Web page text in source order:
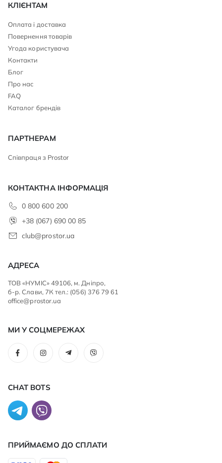
КЛІЄНТАМ
Оплата і доставка
Повернення товарів
Угода користувача
Контакти
Блог
Про нас
FAQ
Каталог брендів
ПАРТНЕРАМ
Співпраця з Prostor
КОНТАКТНА ІНФОРМАЦІЯ
0 800 600 200
+38 (067) 690 00 85
club@prostor.ua
АДРЕСА
ТОВ «НУМІС» 49106, м. Дніпро,
б-р. Слави, 7К тел.: (056) 376 79 61
office@prostor.ua
МИ У СОЦМЕРЕЖАХ
CHAT BOTS
ПРИЙМАЄМО ДО CПЛАТИ